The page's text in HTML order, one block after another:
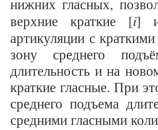
нижних гласных,
верхние краткие [i]
артикуляции с
зону среднего
длительность и на
краткие гласные. При
среднего подъема
средними гласными